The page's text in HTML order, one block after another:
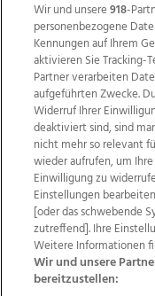
Wir über uns
Datenschutz
AGB Website
Wir und unsere918-
personenbezogene
Kennungen auf Ihrem
aktivieren Sie Tracking-
Partner verarbeiten
aufgeführten Zwecke.
Widerruf Ihrer
deaktiviert sind, sind
nicht mehr so relevant
wieder aufrufen, um
Einwilligung zu
Einstellungen
[oder das schwebende
zutreffend]. Ihre
Weitere Informationen
Wir und unsere
bereitzustellen: